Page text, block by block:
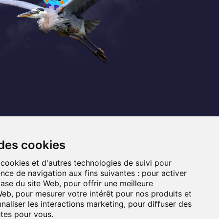
cookies
et d'autres technologies de suivi pour
de navigation aux fins suivantes : pour activer
du site Web, pour offrir une meilleure
, pour mesurer votre intérêt pour nos produits et
les interactions marketing, pour diffuser des
pour vous.
Allée du Bois des Rêves 1,
1340 Ottignies-Louvain-la-Neuve